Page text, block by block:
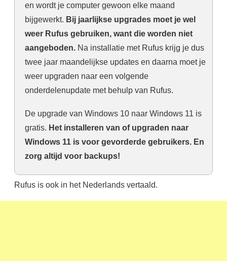
en wordt je computer gewoon elke maand
bijgewerkt. Bij jaarlijkse upgrades moet je wel
weer Rufus gebruiken, want die worden niet
aangeboden. Na installatie met Rufus krijg je dus
twee jaar maandelijkse updates en daarna moet je
weer upgraden naar een volgende
onderdelenupdate met behulp van Rufus.
De upgrade van Windows 10 naar Windows 11 is
gratis. Het installeren van of upgraden naar
Windows 11 is voor gevorderde gebruikers. En
zorg altijd voor backups!
Rufus is ook in het Nederlands vertaald.